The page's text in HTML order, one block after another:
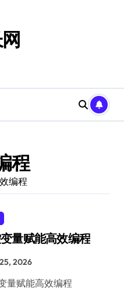
程
编程
量赋能高效编程
2026
量赋能高效编程